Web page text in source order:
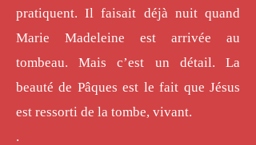
pratiquent. Il faisait déjà nuit quand
Marie Madeleine est arrivée au
tombeau. Mais c’est un détail. La
beauté de Pâques est le fait que Jésus
est ressorti de la tombe, vivant.
.